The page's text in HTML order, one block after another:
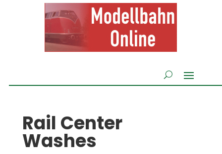
Rail Center
Washes